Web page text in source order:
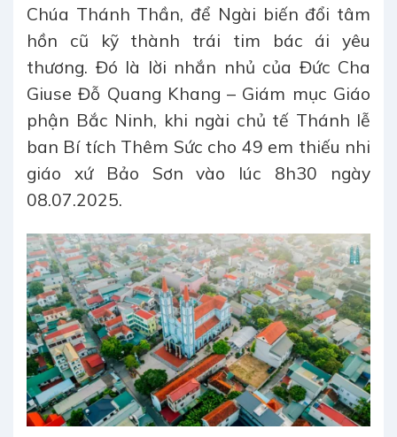
Chúa Thánh Thần, để Ngài biến đổi tâm
hồn cũ kỹ thành trái tim bác ái yêu
thương. Đó là lời nhắn nhủ của Đức Cha
Giuse Đỗ Quang Khang – Giám mục Giáo
phận Bắc Ninh, khi ngài chủ tế Thánh lễ
ban Bí tích Thêm Sức cho 49 em thiếu nhi
giáo xứ Bảo Sơn vào lúc 8h30 ngày
08.07.2025.